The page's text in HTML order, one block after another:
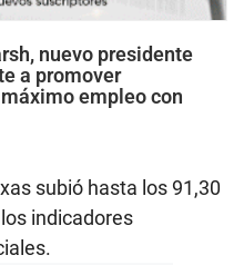
nuevo presidente
a promover
empleo con
subió hasta los 91,30
indicadores